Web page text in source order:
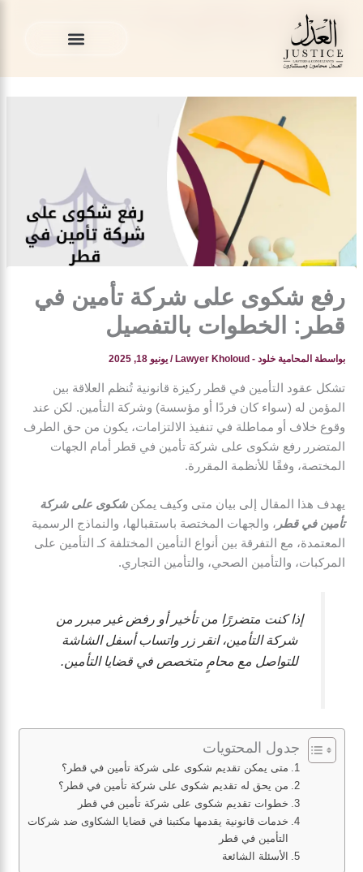
المحتوى
المدونة القانونية
تأمين في قطر: الخطوات بالتفصيل
رفع شكوى على شركة تأمين في
قطر: الخطوات بالتفصيل
بواسطة المحامية خلود - Lawyer Kholoud /يونيو 18, 2025
تشكل عقود التأمين في قطر ركيزة قانونية تُنظم العلاقة بين
المؤمن له (سواء كان فردًا أو مؤسسة) وشركة التأمين. لكن عند
وقوع خلاف أو مماطلة في تنفيذ الالتزامات، يكون من حق الطرف
المتضرر رفع شكوى على شركة تأمين في قطر أمام الجهات
المختصة، وفقًا للأنظمة المقررة.
يهدف هذا المقال إلى بيان متى وكيف يمكنشكوى على شركة
تأمين في قطر ، والجهات المختصة باستقبالها، والنماذج الرسمية
المعتمدة، مع التفرقة بين أنواع التأمين المختلفة كـ التأمين على
المركبات، والتأمين الصحي، والتأمين التجاري.
إذا كنت متضررًا من تأخير أو رفض غير مبرر من
شركة التأمين، انقر زر واتساب أسفل الشاشة
للتواصل مع محامٍ متخصص في قضايا التأمين.
جدول المحتويات
متى يمكن تقديم شكوى على شركة تأمين في قطر؟
من يحق له تقديم شكوى على شركة تأمين في قطر؟
خطوات تقديم شكوى على شركة تأمين في قطر
خدمات قانونية يقدمها مكتبنا في قضايا الشكاوى ضد شركات
التأمين في قطر
الأسئلة الشائعة